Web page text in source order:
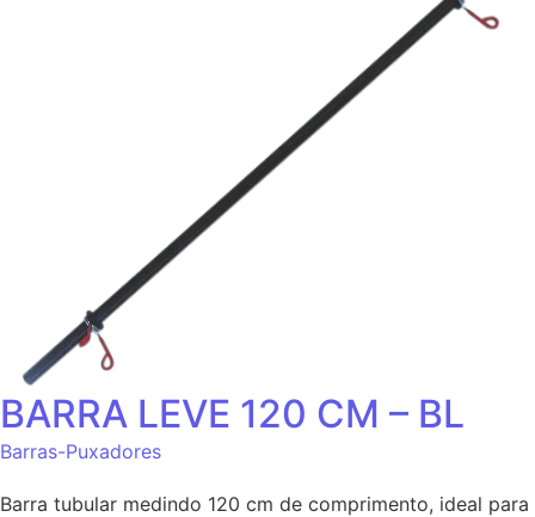
BARRA LEVE 120 CM – BL
Barras-Puxadores
Barra tubular medindo 120 cm de comprimento, ideal para